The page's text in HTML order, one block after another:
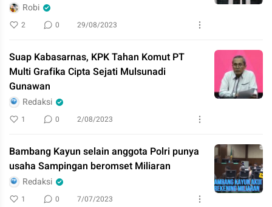
Robi
2 0 29/08/2023
Suap Kabasarnas, KPK Tahan Komut PT
Multi Grafika Cipta Sejati Mulsunadi
Gunawan
Redaksi
1 0 2/08/2023
Bambang Kayun selain anggota Polri punya
usaha Sampingan beromset Miliaran
Redaksi
1 0 7/07/2023